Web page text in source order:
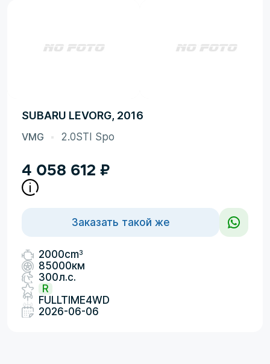
SUBARU LEVORG, 2016
VMG 2.0STI Spo
4 058 612 ₽
Заказать такой же
2000cm3
85000км
300л.с.
R
FULLTIME4WD
2026-06-06